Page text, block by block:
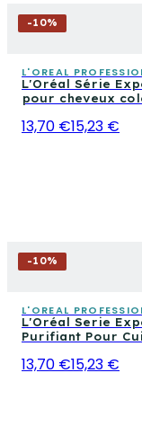
-10%
L'OREAL
L'Oréal Série
pour cheveux
13,70 €15,23 €
-10%
L'OREAL
L'Oréal Serie
Purifiant Pour
13,70 €15,23 €